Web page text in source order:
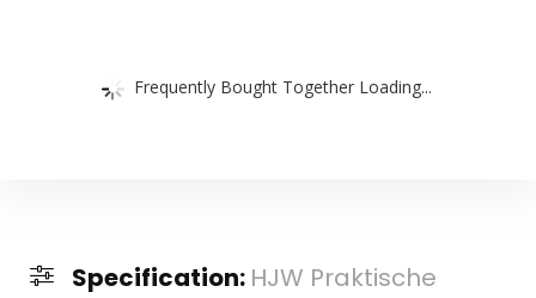
Frequently Bought Together Loading...
Specification: HJW Praktische